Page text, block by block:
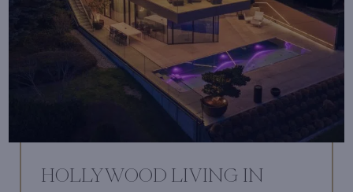
HOLLYWOOD LIVING IN